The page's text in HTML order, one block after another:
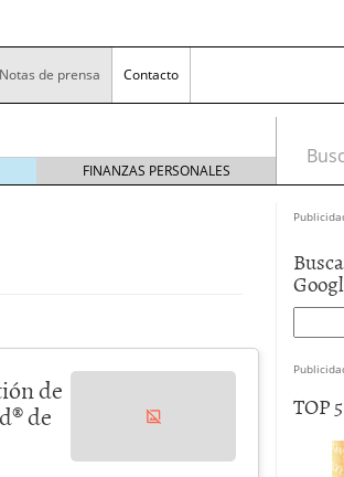
Notas de prensa Contacto
FINANZAS PERSONALES
de
de TOP